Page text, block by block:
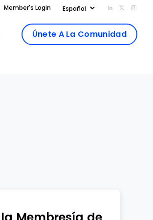
Member's Login Add us on
Follow
Únete A La Comunidad
Membresía de